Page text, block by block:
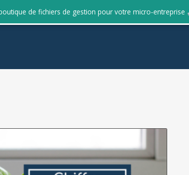
de fichiers de gestion pour votre micro-entreprise